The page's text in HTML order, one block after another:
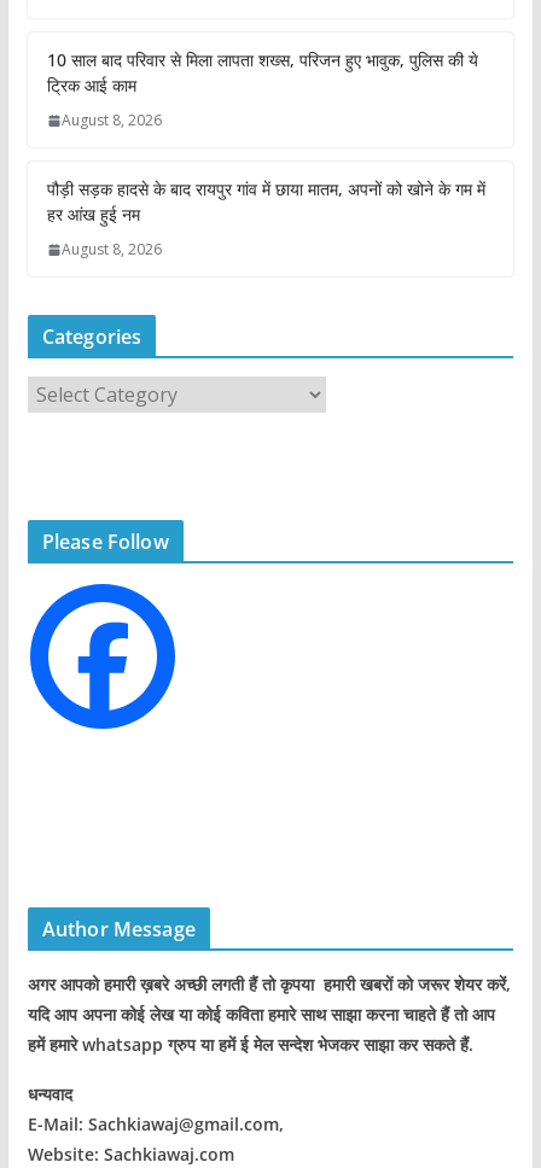
10 साल बाद परिवार से मिला लापता शख्स, परिजन हुए भावुक, पुलिस की ये
ट्रिक आई काम
August 8, 2026
पौड़ी सड़क हादसे के बाद रायपुर गांव में छाया मातम, अपनों को खोने के गम में
हर आंख हुई नम
August 8, 2026
Categories
a
r
e
s
Please Follow
Author Message
अगर आपको हमारी ख़बरे अच्छी लगती हैं तो कृपया हमारी खबरों को जरूर शेयर करें,
यदि आप अपना कोई लेख या कोई कविता हमारे साथ साझा करना चाहते हैं तो आप
हमें हमारे whatsapp ग्रुप या हमें ई मेल सन्देश भेजकर साझा कर सकते हैं.
धन्यवाद
E-Mail: Sachkiawaj@gmail.com,
Website: Sachkiawaj.com